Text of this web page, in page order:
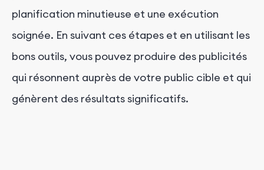
planification minutieuse et une exécution
soignée. En suivant ces étapes et en utilisant les
bons outils, vous pouvez produire des publicités
qui résonnent auprès de votre public cible et qui
génèrent des résultats significatifs.